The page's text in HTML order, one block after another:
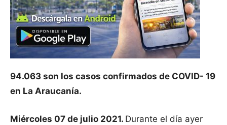
94.063 son los casos confirmados de COVID- 19
en La Araucanía.
Miércoles 07 de julio 2021. Durante el día ayer